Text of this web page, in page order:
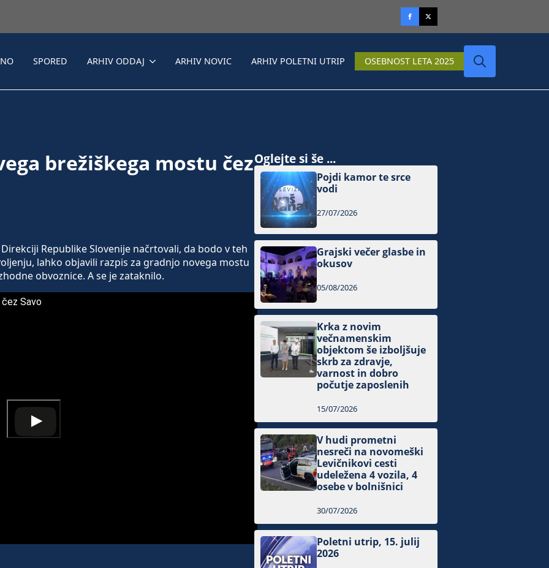
SPORED ARHIV ODDAJ ARHIV NOVIC ARHIV POLETNI UTRIP OSEBNOST LETA 2025
brežiškega mostu čez
Direkciji Republike Slovenije načrtovali, da bodo v teh
lahko objavili razpis za gradnjo novega mostu
obvoznice. A se je zataknilo.
Savo
Oglejte si še ...
Pojdi kamor te srce
vodi
27/07/2026
Grajski večer glasbe in
okusov
05/08/2026
Krka z novim
večnamenskim
objektom še izboljšuje
skrb za zdravje,
varnost in dobro
počutje zaposlenih
15/07/2026
V hudi prometni
nesreči na novomeški
Levičnikovi cesti
udeležena 4 vozila, 4
osebe v bolnišnici
30/07/2026
Poletni utrip, 15. julij
2026